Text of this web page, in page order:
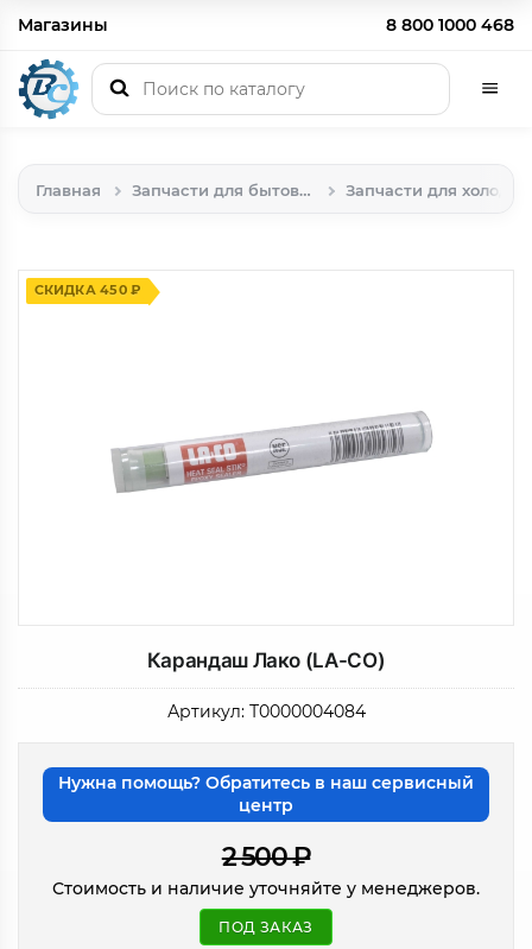
Магазины 8 800 1000 468
Главная Запчасти для бытовой техники
СКИДКА 450 ₽
Карандаш Лако (LA-CO)
Артикул: Т0000004084
Нужна помощь? Обратитесь в наш сервисный
центр
2 500₽
Стоимость и наличие уточняйте у менеджеров.
ПОД ЗАКАЗ